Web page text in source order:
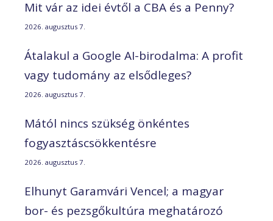
Mit vár az idei évtől a CBA és a Penny?
2026. augusztus 7.
Átalakul a Google AI-birodalma: A profit
vagy tudomány az elsődleges?
2026. augusztus 7.
Mától nincs szükség önkéntes
fogyasztáscsökkentésre
2026. augusztus 7.
Elhunyt Garamvári Vencel; a magyar
bor- és pezsgőkultúra meghatározó